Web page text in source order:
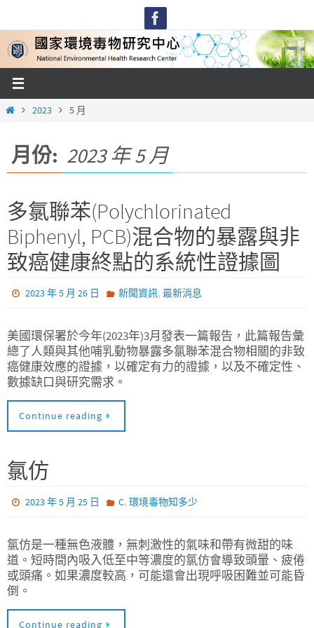
content
Home2023 5 月
月份: 2023 年 5 月
多氯聯苯(Polychlorinated
Biphenyl, PCB)混合物的暴露與非
致癌健康終點的系統性證據圖
2023 年 5 月 26 日 新聞資訊, 最新消息
美國環保署於今年(2023年)3月發表一篇報告，此篇報告彙
總了人類與其他哺乳動物暴露多氯聯苯混合物相關的非致
癌健康效應的證據，以確定有力的證據，以及不確定性、
數據缺口與研究需求。
Continue reading
氯仿
2023 年 5 月 25 日 C, 環境毒物知多少
氯仿是一種無色液體，無刺激性的氣味和帶有微甜的味
道。短時間內吸入低至中等濃度的氯仿會導致頭暈、疲倦
或頭痛。如果濃度較高，可能還會出現呼吸困難並可能昏
倒。
Continue reading